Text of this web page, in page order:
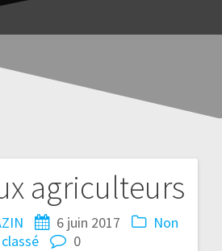
agriculteurs
6 juin 2017
Non
classé
0